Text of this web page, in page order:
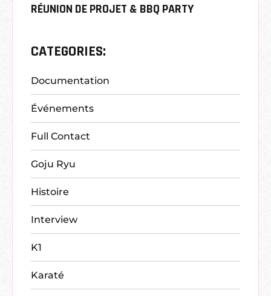
RÉUNION DE PROJET & BBQ PARTY
CATEGORIES:
Documentation
Événements
Full Contact
Goju Ryu
Histoire
Interview
K1
Karaté